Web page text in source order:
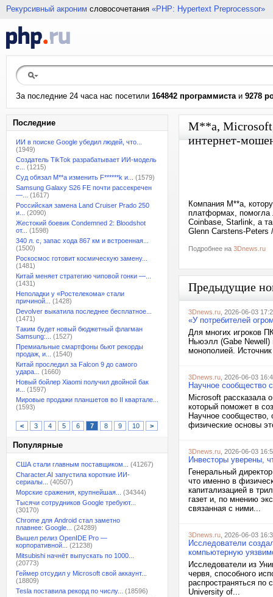
Рекурсивный акроним словосочетания «PHP: Hypertext Preprocessor»
За последние 24 часа нас посетили 164842 программистаи 9278
Последние
ИИ в поиске Google убедил людей, что...
(1949)
Создатель TikTok разрабатывает ИИ-модель
с...
(1215)
Суд обязал M**a изменить F******k и...
(1579)
Samsung Galaxy S26 FE почти рассекречен
—...
(1617)
Российская замена Land Cruiser Prado 250
и...
(2090)
Жестокий боевик Condemned 2: Bloodshot
от...
(1598)
340 л. с, запас хода 867 км и встроенная...
(1500)
Роскосмос готовит космическую замену...
(1481)
Китай меняет стратегию чиповой гонки —...
(1431)
Неполадки у «Ростелекома» стали
причиной...
(1428)
Devolver выкатила последнее бесплатное...
(1471)
Таким будет новый бюджетный флагман
Samsung:...
(1527)
Премиальные смартфоны бьют рекорды
продаж, и...
(1540)
Китай проследил за Falcon 9 до самого
удара...
(1660)
Новый бойлер Xiaomi получил двойной бак
и...
(1597)
Мировые продажи планшетов во II квартале...
(1593)
< 3 4 5 6 7 8 9 10 >
Популярные
США стали главным поставщиком...
(41267)
Character.AI запустила короткие ИИ-
сериалы...
(40507)
Морские сражения, крупнейшая...
(34344)
Тысячи сотрудников Google требуют...
(30170)
Chrome для Android стал заметно
плавнее: Google...
(24289)
Вышел релиз OpenIDE Pro —
корпоративной...
(21238)
Mitsubishi начнёт выпускать по 1000...
(20773)
Геймер отсудил у Microsoft свой аккаунт...
(18809)
Tesla поставила рекорд по числу...
(18596)
M**a,
интернет-
Компания M**a,
платформах, помогла
Coinbase, Starlink, а
Glenn Carstens-Peters
Подробнее на 3Dnews.ru
Предыдущие
3Dnews.ru , 2026-06-03
«У потребителей
Для многих игроков
Ньюэлл (Gabe Newell)
монополией.
3Dnews.ru , 2026-06-03
Научное сообщество
Microsoft рассказала
который поможет в
Научное сообщество,
физические основы
3Dnews.ru , 2026-06-03
Инвесторы уверены,
Генеральный
что именно в
капитализацией в
газет и, по мнению
связанная с ними...
3Dnews.ru , 2026-06-03
Исследователи
компьютерную
Исследователи из
червя, способного
распространяться по
University of...